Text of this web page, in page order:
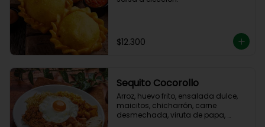
$12.300
Sequito Cocorollo
Arroz, huevo frito, ensalada dulce,
maicitos, chicharrón, carne
desmechada, viruta de papa,